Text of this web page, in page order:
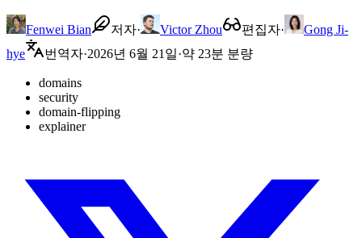
Fenwei Bian 저자· Victor Zhou 편집자·
Gong Ji-
hye
번역자·2026년 6월 21일·약 23분 분량
domains
security
domain-flipping
explainer